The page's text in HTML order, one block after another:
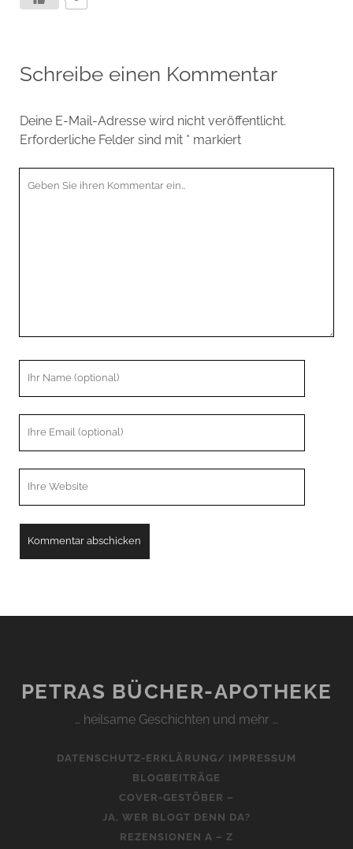
Schreibe einen Kommentar
Deine E-Mail-Adresse wird nicht veröffentlicht.
Erforderliche Felder sind mit * markiert
PETRAS BÜCHER-APOTHEKE
… heilsame Geschichten und mehr …
DATENSCHUTZ-ERKLÄRUNG/ IMPRESSUM
BLOGBEITRÄGE
COVER-GESTÖBER –
JA, WER BLOGT DENN DA?
REZENSIONEN A – Z